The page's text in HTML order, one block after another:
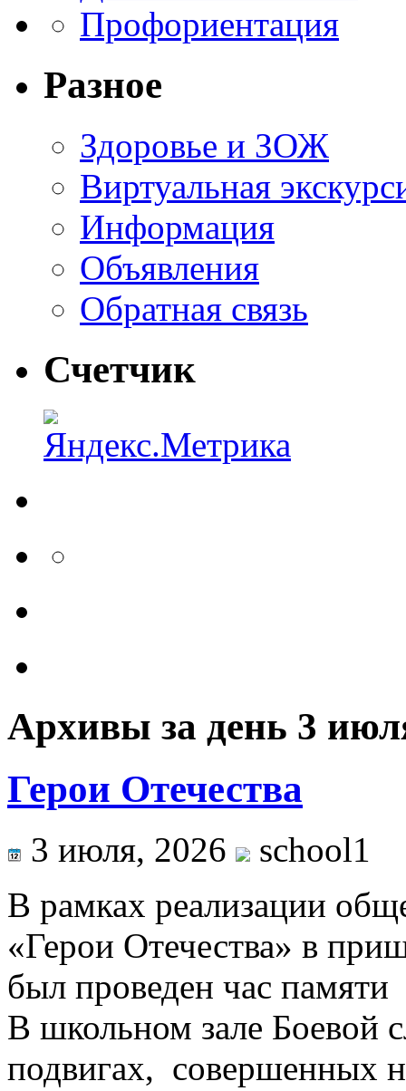
Профориентация
Разное
Здоровье и ЗОЖ
Виртуальная
Информация
Объявления
Обратная связь
Счетчик
Архивы за день 3
Герои Отечества
3 июля, 2026
school1
В рамках реализации
«Герои Отечества» в
был проведен час
В школьном зале Боевой
подвигах, совершенных